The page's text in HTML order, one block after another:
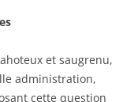
et saugrenu,
administration,
cette question